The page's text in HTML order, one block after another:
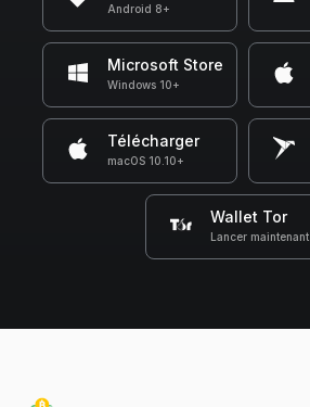
Android 8+
Microsoft Store
Windows 10+
Télécharger
macOS 10.10+
Wallet Tor
Lancer maintenant